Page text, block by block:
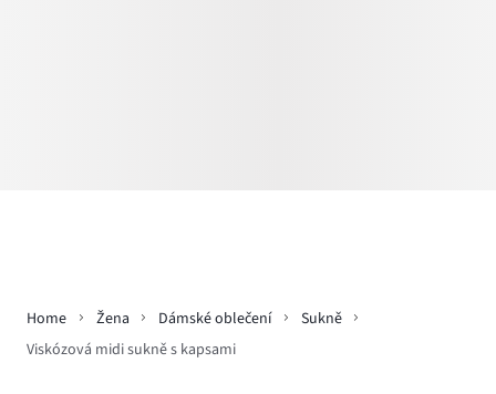
Home Žena Dámské oblečení
Sukně
Viskózová midi sukně s kapsami